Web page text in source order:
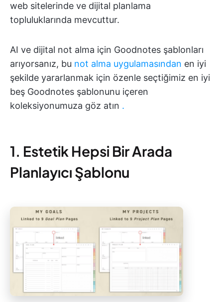
web sitelerinde ve dijital planlama
topluluklarında mevcuttur.
AI ve dijital not alma için Goodnotes şablonları
arıyorsanız, bu not alma uygulamasından en iyi
şekilde yararlanmak için özenle seçtiğimiz en iyi
beş Goodnotes şablonunu içeren
koleksiyonumuza göz atın .
1. Estetik Hepsi Bir Arada
Planlayıcı Şablonu